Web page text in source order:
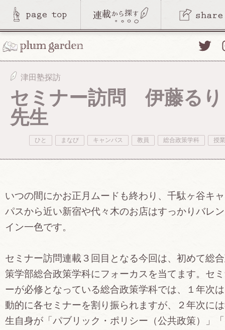
Twitter
津田塾探訪
セミナー訪問 伊藤るり
先生
ひと まなび キャンパス 教員 総合政策学科 授業
いつの間にかお正月ムードも終わり、千駄ヶ谷キ
パスから近い新宿や代々木のお店はすっかりバレ
イン一色です。
セミナー訪問連載３回目となる今回は、初めて総
策学部総合政策学科にフォーカスを当てます。セ
ーが必修となっている総合政策学科では、１年次
動的に各セミナーを割り振られますが、２年次に
生自身が「パブリック・ポリシー（公共政策）」